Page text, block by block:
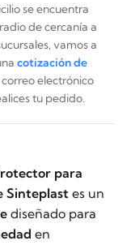
se encuentra
de cercanía a
vamos a
cotización de
electrónico
tu pedido.
para
Sinteplast es un
diseñado para
en